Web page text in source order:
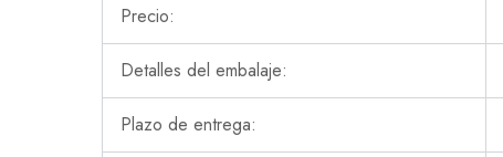
Precio:
Detalles del embalaje:
Plazo de entrega: